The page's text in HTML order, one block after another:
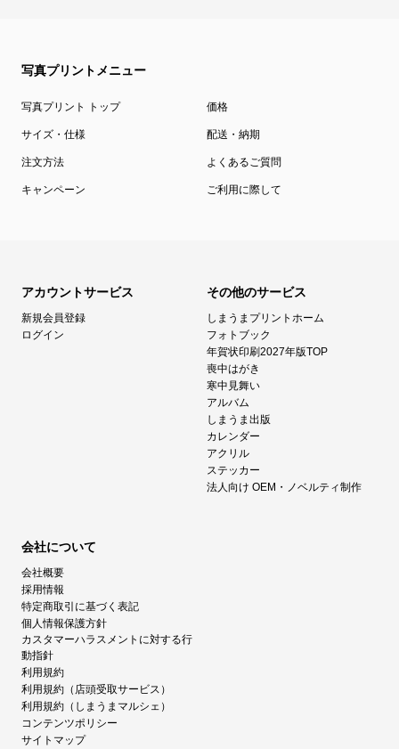
写真プリントメニュー
写真プリント トップ 価格
サイズ・仕様 配送・納期
注文方法 よくあるご質問
キャンペーン ご利用に際して
アカウントサービス
新規会員登録
ログイン
その他のサービス
しまうまプリントホーム
フォトブック
年賀状印刷2027年版TOP
喪中はがき
寒中見舞い
アルバム
しまうま出版
カレンダー
アクリル
ステッカー
法人向け OEM・ノベルティ制作
会社について
会社概要
採用情報
特定商取引に基づく表記
個人情報保護方針
カスタマーハラスメントに対する行
動指針
利用規約
利用規約（店頭受取サービス）
利用規約（しまうまマルシェ）
コンテンツポリシー
サイトマップ